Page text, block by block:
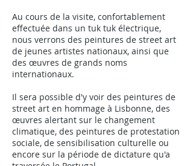
Au cours de la visite, confortablement
effectuée dans un tuk tuk électrique,
nous verrons des peintures de street art
de jeunes artistes nationaux, ainsi que
des œuvres de grands noms
internationaux.
Il sera possible d'y voir des peintures de
street art en hommage à Lisbonne, des
œuvres alertant sur le changement
climatique, des peintures de protestation
sociale, de sensibilisation culturelle ou
encore sur la période de dictature qu'a